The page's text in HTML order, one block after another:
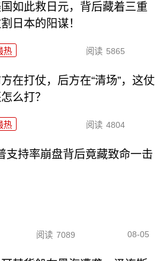
如此救日元，背后藏着三重
日本的阳谋！
热 阅读 5865
在打仗，后方在“清场”，这仗
么打？
热 阅读 4804
支持率崩盘背后竟藏致命一击
阅读 7089 08-05